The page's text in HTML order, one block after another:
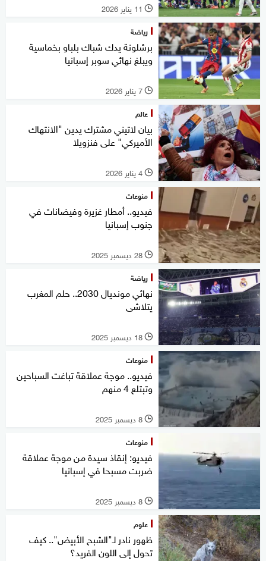
l 11 يناير 2026
رياضة
برشلونة يدك شباك بلباو بخماسية
ويبلغ نهائي سوبر إسبانيا
l 7 يناير 2026
عالم
بيان لاتيني مشترك يدين "الانتهاك
الأميركي" على فنزويلا
l 4 يناير 2026
منوعات
فيديو.. أمطار غزيرة وفيضانات في
جنوب إسبانيا
l 28 ديسمبر 2025
رياضة
نهائي مونديال 2030.. حلم المغرب
يتلاشى
l 18 ديسمبر 2025
منوعات
فيديو.. موجة عملاقة تباغت السباحين
وتبتلع 4 منهم
l 8 ديسمبر 2025
منوعات
فيديو: إنقاذ سيدة من موجة عملاقة
ضربت مسبحا في إسبانيا
l 8 ديسمبر 2025
علوم
ظهور نادر لـ"الشبح الأبيض".. كيف
تحول إلى اللون الفريد؟